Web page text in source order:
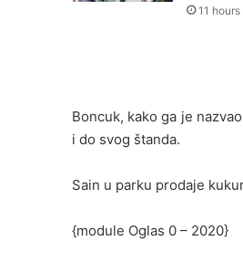
11 hours
Boncuk, kako ga je
i do svog štanda.
Sain u parku prodaje
{module Oglas 0 – 2020}